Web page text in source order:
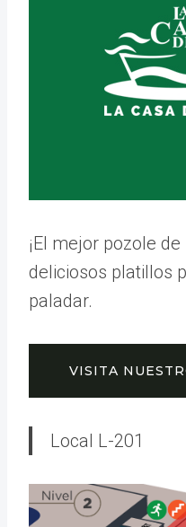
¡El mejor pozole
deliciosos platillos
paladar.
VISITA
Local L-201